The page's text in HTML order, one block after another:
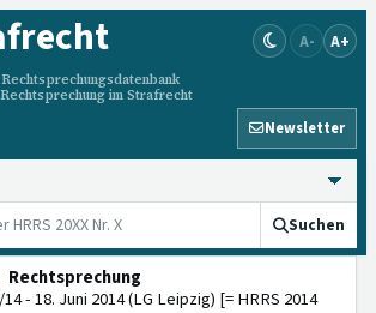
im Strafrecht
A- A+
Newsletter
Suchen
Rechtsprechung
- 18. Juni 2014 (LG Leipzig) [= HRRS 2014